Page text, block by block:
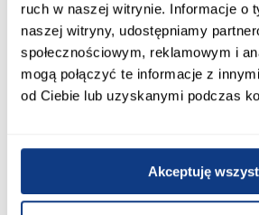
ruch w naszej witrynie. Informacje o
naszej witryny, udostępniamy
społecznościowym, reklamowym i
mogą połączyć te informacje z
od Ciebie lub uzyskanymi podczas
Akceptuję
Szkło hartowane:
PORÓWNAJ